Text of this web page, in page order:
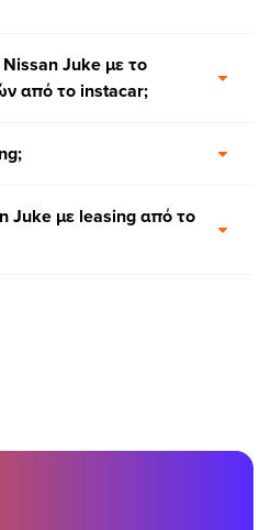
Juke με το
από το instacar;
Juke με leasing από το